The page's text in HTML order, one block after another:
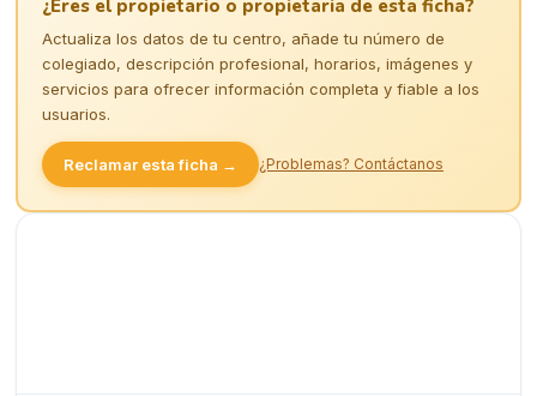
¿Eres el propietario o propietaria de esta ficha?
Actualiza los datos de tu centro, añade tu número de
colegiado, descripción profesional, horarios, imágenes y
servicios para ofrecer información completa y fiable a los
usuarios.
Reclamar esta ficha → ¿Problemas? Contáctanos